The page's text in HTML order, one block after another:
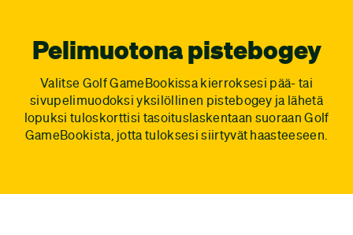
Pelimuotona pistebogey
Valitse Golf GameBookissa kierroksesi pää- tai
sivupelimuodoksi yksilöllinen pistebogey ja lähetä
lopuksi tuloskorttisi tasoituslaskentaan suoraan Golf
GameBookista, jotta tuloksesi siirtyvät haasteeseen.